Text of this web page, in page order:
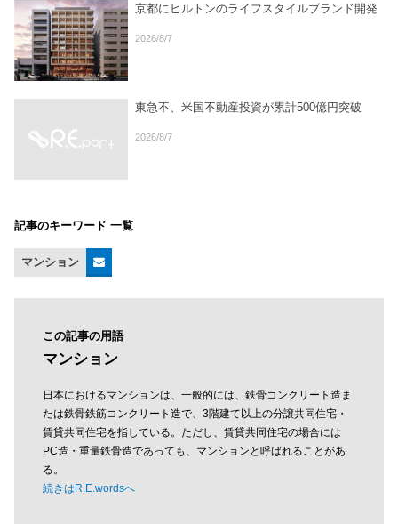
京都にヒルトンのライフスタイルブランド開発
2026/8/7
東急不、米国不動産投資が累計500億円突破
2026/8/7
記事のキーワード 一覧
マンション
この記事の用語
マンション
日本におけるマンションは、一般的には、鉄骨コンクリート造ま
たは鉄骨鉄筋コンクリート造で、3階建て以上の分譲共同住宅・
賃貸共同住宅を指している。ただし、賃貸共同住宅の場合には
PC造・重量鉄骨造であっても、マンションと呼ばれることがあ
る。
続きはR.E.wordsへ